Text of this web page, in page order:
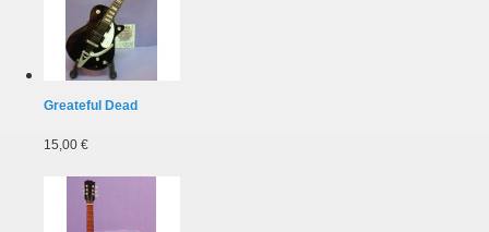
Greateful Dead
15,00 €